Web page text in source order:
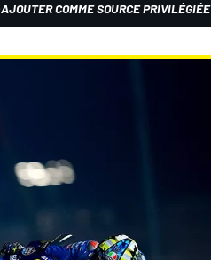
AJOUTER COMME SOURCE PRIVILÉGIÉE